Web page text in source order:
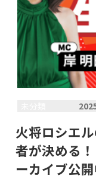
火将ロシエ
者が決める
ーカイブ公